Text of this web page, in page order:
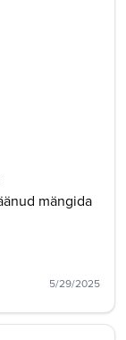
mängida
5/29/2025